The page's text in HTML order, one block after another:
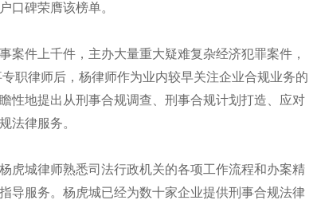
口碑荣膺该榜单。
件上千件，主办大量重大疑难复杂经济犯罪案件，
职律师后，杨律师作为业内较早关注企业合规业务的
性地提出从刑事合规调查、刑事合规计划打造、应对
法律服务。
虎城律师熟悉司法行政机关的各项工作流程和办案精
导服务。杨虎城已经为数十家企业提供刑事合规法律